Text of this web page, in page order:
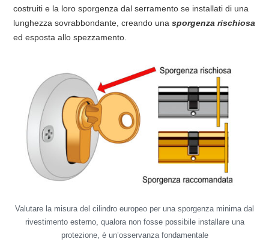
costruiti e la loro sporgenza dal serramento se installati di una
lunghezza sovrabbondante, creando una sporgenza rischiosa
ed esposta allo spezzamento.
Valutare la misura del cilindro europeo per una sporgenza minima dal
rivestimento esterno, qualora non fosse possibile installare una
protezione, è un’osservanza fondamentale